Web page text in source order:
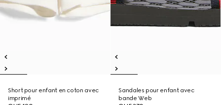
Short pour enfant en coton avec
imprimé
Sandales pour enfant avec
bande Web